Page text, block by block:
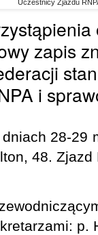
Uczestnicy Zjazdu
zapis
i
28-29
48. Zjazd
p.